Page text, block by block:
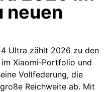
neuen
Ultra zählt 2026 zu den
Xiaomi‑Portfolio und
Vollfederung, die
Reichweite ab. Mit